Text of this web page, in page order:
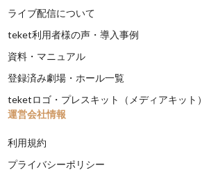
ライブ配信について
teket利用者様の声・導入事例
資料・マニュアル
登録済み劇場・ホール一覧
teketロゴ・プレスキット（メディアキット）
運営会社情報
利用規約
プライバシーポリシー